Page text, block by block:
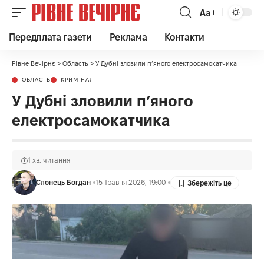
Аа
Передплата газети Реклама Контакти
Рівне Вечірнє > Область > У Дубні зловили п’яного електросамокатчика
ОБЛАСТЬ КРИМІНАЛ
У Дубні зловили п’яного
електросамокатчика
Слонець Богдан 15 Травня 2026, 19:00
1 хв. читання